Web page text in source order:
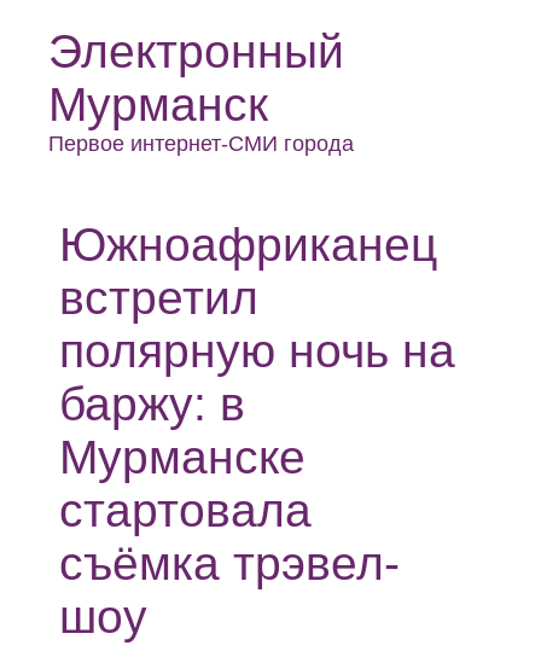
Электронный
Мурманск
Первое интернет-СМИ города
Южноафриканец
встретил
полярную ночь на
баржу: в
Мурманске
стартовала
съёмка трэвел-
шоу